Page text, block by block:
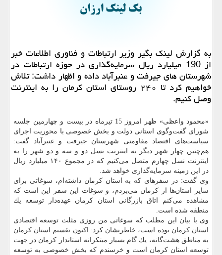
به گزارش لینك بگیر وزیر ارتباطات و فناوری اطلاعات خبر
از 190 میلیارد ریال سرمایه‌گذاری در حوزه ارتباطات در
شهرستان های جیرفت و عنبرآباد داده و اظهار داشت: تلاش
خواهیم كرد تا ۲۴۰ روستای استان كرمان را به اینترنت
وصل كنیم.
«محمود واعظی» ظهر امروز 15 تیرماه در بیست و چهارمین جلسه
شورای گفت‌وگوی استانی دولت و بخش خصوصی با محوریت اجرای
سیاست‌های اقتصاد مقاومتی شهرستان جیرفت و عنبرآباد گفت:
هم‌چنین چهار شهر دیگر به اینترنت نسل دو و سه و دو شهر را به
اینترنت نسل چهارم متصل می‌كنیم كه در مجموع ۱۴۰ میلیارد ریال
در این زمینه سرمایه‌گذاری خواهد شد.
وی گفت: در سفرهای كه به استان كرمان داشته‌ام، سوغاتی برای
سایر استان‌ها از كرمان می‌بردم، و سوغات این سفر این است كه
مشاهده می‌كنم اتاق بازرگانی استان كرمان عهده‌دار توسعه یك
منطقه شده است.
وی با بیان این مطلب كه سوغاتی من روزی مثلث توسعه اقتصادی
استان كرمان بوده است، خاطرنشان كرد: اكنون تقسیم استان كرمان
به مناطق هشت‌گانه، یك گام بسیار مبتكرانه استاندار كرمان در جهت
توسعه استان كرمان است و خرسندم كه بخش خصوصی به توسعه